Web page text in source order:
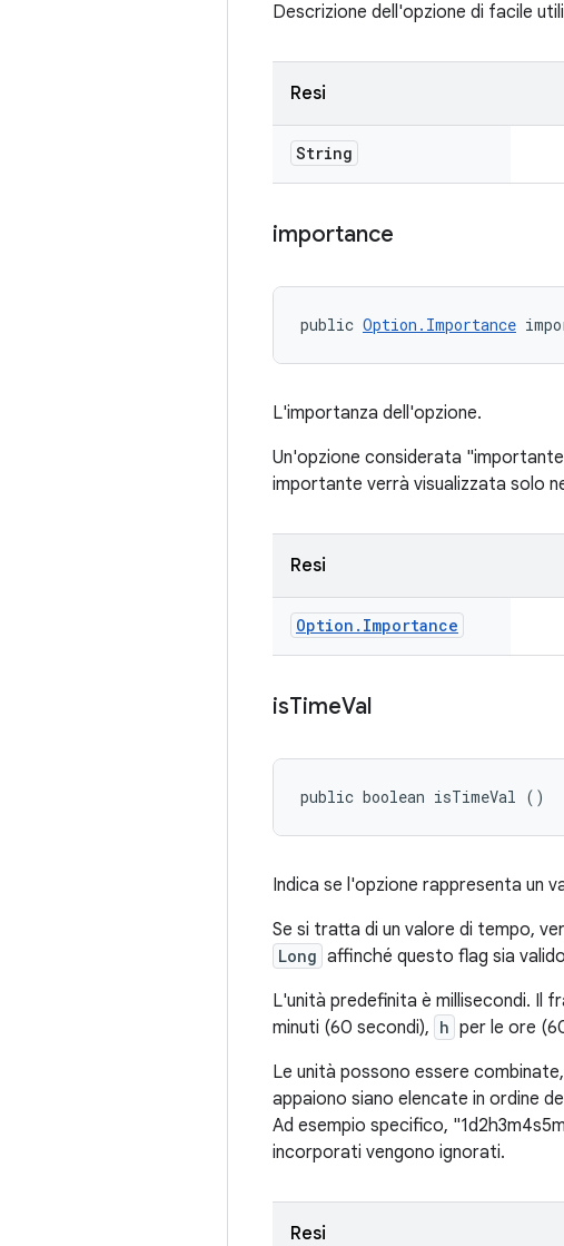
Descrizione dell'opzione di facile
Resi
String
importance
public Option.Importance
L'importanza dell'opzione.
Un'opzione considerata
importante verrà visualizzata solo
Resi
Option . Importance
isTimeVal
public boolean isTimeVal ()
Indica se l'opzione rappresenta un
Se si tratta di un valore di tempo,
Long affinché questo flag sia
L'unità predefinita è millisecondi. Il
minuti (60 secondi), h per le ore
Le unità possono essere
appaiono siano elencate in ordine
Ad esempio specifico,
incorporati vengono ignorati.
Resi